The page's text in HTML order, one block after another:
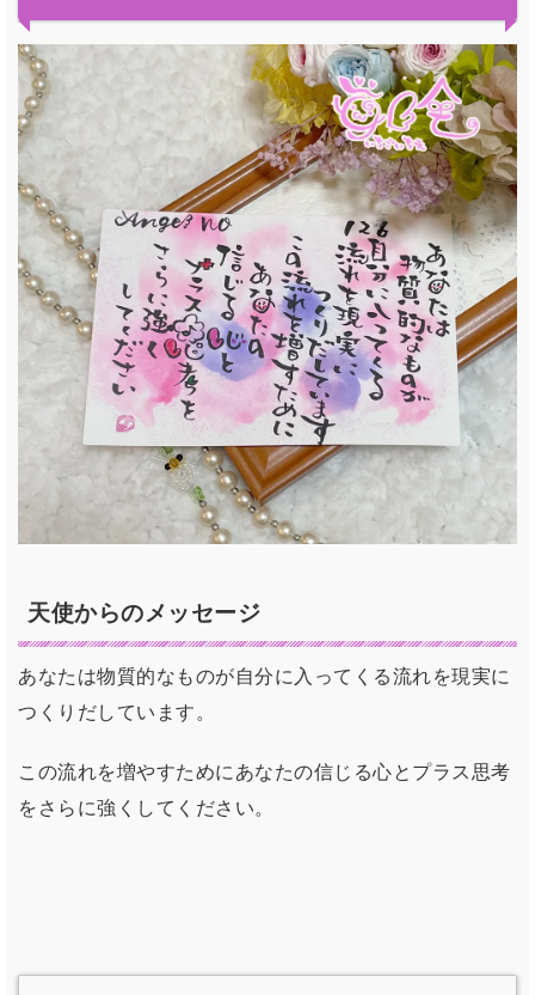
天使からのメッセージ
あなたは物質的なものが自分に入ってくる流れを現実に
つくりだしています。
この流れを増やすためにあなたの信じる心とプラス思考
をさらに強くしてください。